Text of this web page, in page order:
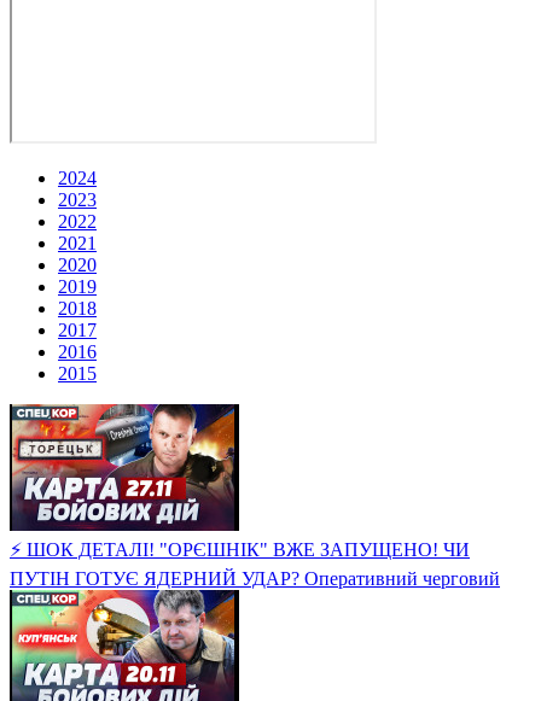
2024
2023
2022
2021
2020
2019
2018
2017
2016
2015
⚡ ШОК ДЕТАЛІ! "ОРЄШНІК" ВЖЕ ЗАПУЩЕНО! ЧИ
ПУТІН ГОТУЄ ЯДЕРНИЙ УДАР? Оперативний черговий